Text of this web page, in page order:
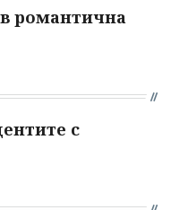
романтична
с